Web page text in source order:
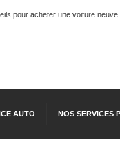
pour acheter une voiture
AUTO NOS SERVICES